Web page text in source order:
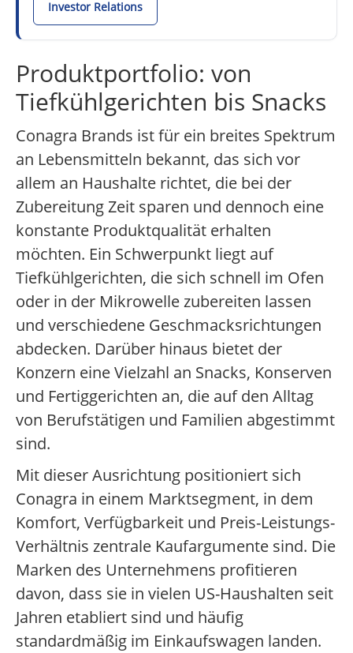
Investor Relations
Produktportfolio: von
Tiefkühlgerichten bis Snacks
Conagra Brands ist für ein breites Spektrum
an Lebensmitteln bekannt, das sich vor
allem an Haushalte richtet, die bei der
Zubereitung Zeit sparen und dennoch eine
konstante Produktqualität erhalten
möchten. Ein Schwerpunkt liegt auf
Tiefkühlgerichten, die sich schnell im Ofen
oder in der Mikrowelle zubereiten lassen
und verschiedene Geschmacksrichtungen
abdecken. Darüber hinaus bietet der
Konzern eine Vielzahl an Snacks, Konserven
und Fertiggerichten an, die auf den Alltag
von Berufstätigen und Familien abgestimmt
sind.
Mit dieser Ausrichtung positioniert sich
Conagra in einem Marktsegment, in dem
Komfort, Verfügbarkeit und Preis-Leistungs-
Verhältnis zentrale Kaufargumente sind. Die
Marken des Unternehmens profitieren
davon, dass sie in vielen US-Haushalten seit
Jahren etabliert sind und häufig
standardmäßig im Einkaufswagen landen.